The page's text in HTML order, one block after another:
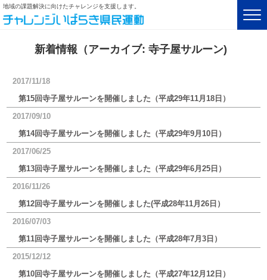
地域の課題解決に向けたチャレンジを支援します。
新着情報（アーカイブ: 寺子屋サルーン)
2017/11/18
第15回寺子屋サルーンを開催しました（平成29年11月18日）
2017/09/10
第14回寺子屋サルーンを開催しました（平成29年9月10日）
2017/06/25
第13回寺子屋サルーンを開催しました（平成29年6月25日）
2016/11/26
第12回寺子屋サルーンを開催しました(平成28年11月26日）
2016/07/03
第11回寺子屋サルーンを開催しました（平成28年7月3日）
2015/12/12
第10回寺子屋サルーンを開催しました（平成27年12月12日）